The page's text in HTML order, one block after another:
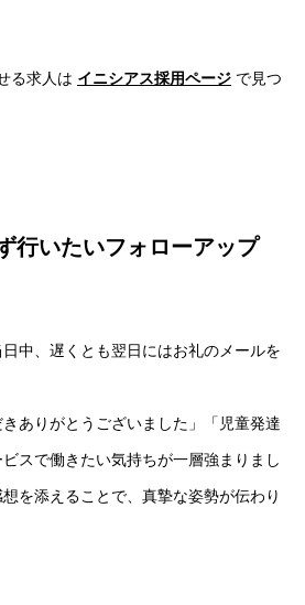
る求人は イニシアス採用ページ で見つ
行いたいフォローアップ
中、遅くとも翌日にはお礼のメールを
きありがとうございました」「児童発達
スで働きたい気持ちが一層強まりまし
を添えることで、真摯な姿勢が伝わり